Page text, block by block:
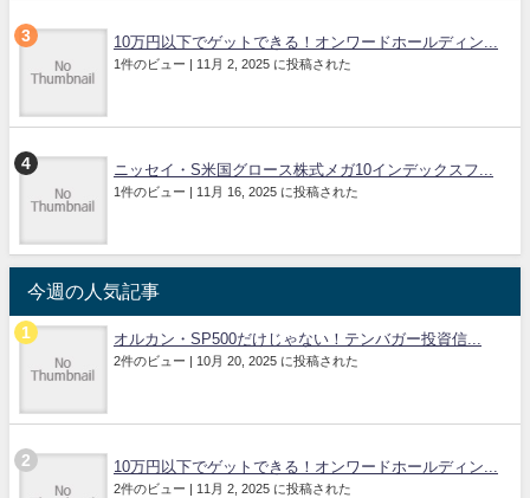
10万円以下でゲットできる！オンワードホールディン...
1件のビュー | 11月 2, 2025 に投稿された
ニッセイ・S米国グロース株式メガ10インデックスフ...
1件のビュー | 11月 16, 2025 に投稿された
今週の人気記事
オルカン・SP500だけじゃない！テンバガー投資信...
2件のビュー | 10月 20, 2025 に投稿された
10万円以下でゲットできる！オンワードホールディン...
2件のビュー | 11月 2, 2025 に投稿された